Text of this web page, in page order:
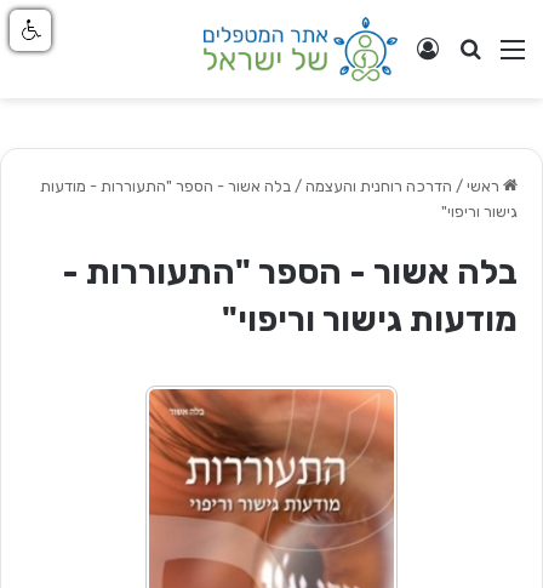
ניווט באתר
חפש התחבר
ראשי / הדרכה רוחנית והעצמה / בלה אשור - הספר "התעוררות - מודעות
גישור וריפוי"
בלה אשור - הספר "התעוררות -
מודעות גישור וריפוי"